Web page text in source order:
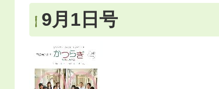
9月1日号